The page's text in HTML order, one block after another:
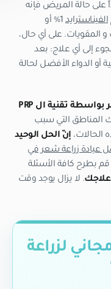
على حالة المريض فإنه
الفيناسترايد
و المقويات. على أي حال،
إلى أي علاج: بعد
أو الدواء الأفضل لحالة
بواسطة تقنية ال PRP
المناطق التي سبب
إنّ الحل الوحيد
عيادة زراعة شعر في
قم بطرح كافة الأسئلة
علاجك. لا يزال يوجد وقت
لزراعة